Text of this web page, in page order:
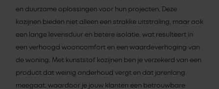
en duurzame oplossingen voor hun projecten. Deze
kozijnen bieden niet alleen een strakke uitstraling, maar ook
een lange levensduur en betere isolatie, wat resulteert in
een verhoogd wooncomfort en een waardeverhoging van
de woning. Met kunststof kozijnen ben je verzekerd van een
product dat weinig onderhoud vergt en dat jarenlang
meegaat, waardoor je jouw klanten een betrouwbare